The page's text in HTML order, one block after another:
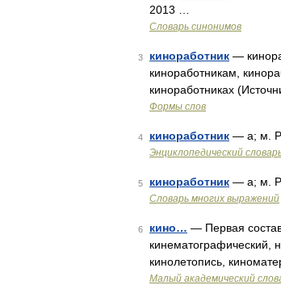
2013 …
Словарь синонимов
3 киноработник —
киноработникам,
киноработниках
Формы слов
4 киноработник — а; м.
Энциклопедический
5 киноработник — а; м.
Словарь многих выражений
6 кино… — Первая
кинематографический,
кинолетопись,
Малый академический